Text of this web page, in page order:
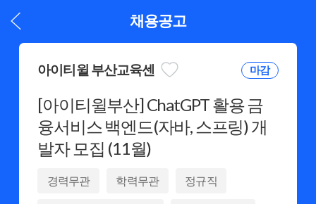
채용공고
아이티윌 부산교육센 마감
[아이티윌부산] ChatGPT 활용 금
융서비스 백엔드(자바, 스프링) 개
발자 모집 (11월)
경력무관 학력무관 정규직